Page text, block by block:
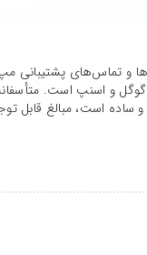
و تماس‌های
و اسنپ است.
و ساده است، مبالغ